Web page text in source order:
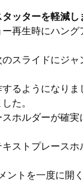
ッターを軽減し
再生時にハン
スライドにジャ
るようになりま
た。
ホルダーが確実
ストプレースホ
トを一度に開